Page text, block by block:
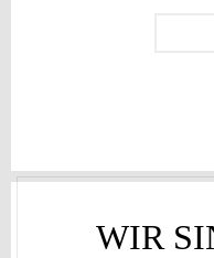
WIR